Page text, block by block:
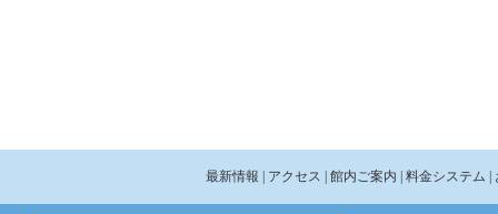
最新情報 | アクセス | 館内ご案内 | 料金システム